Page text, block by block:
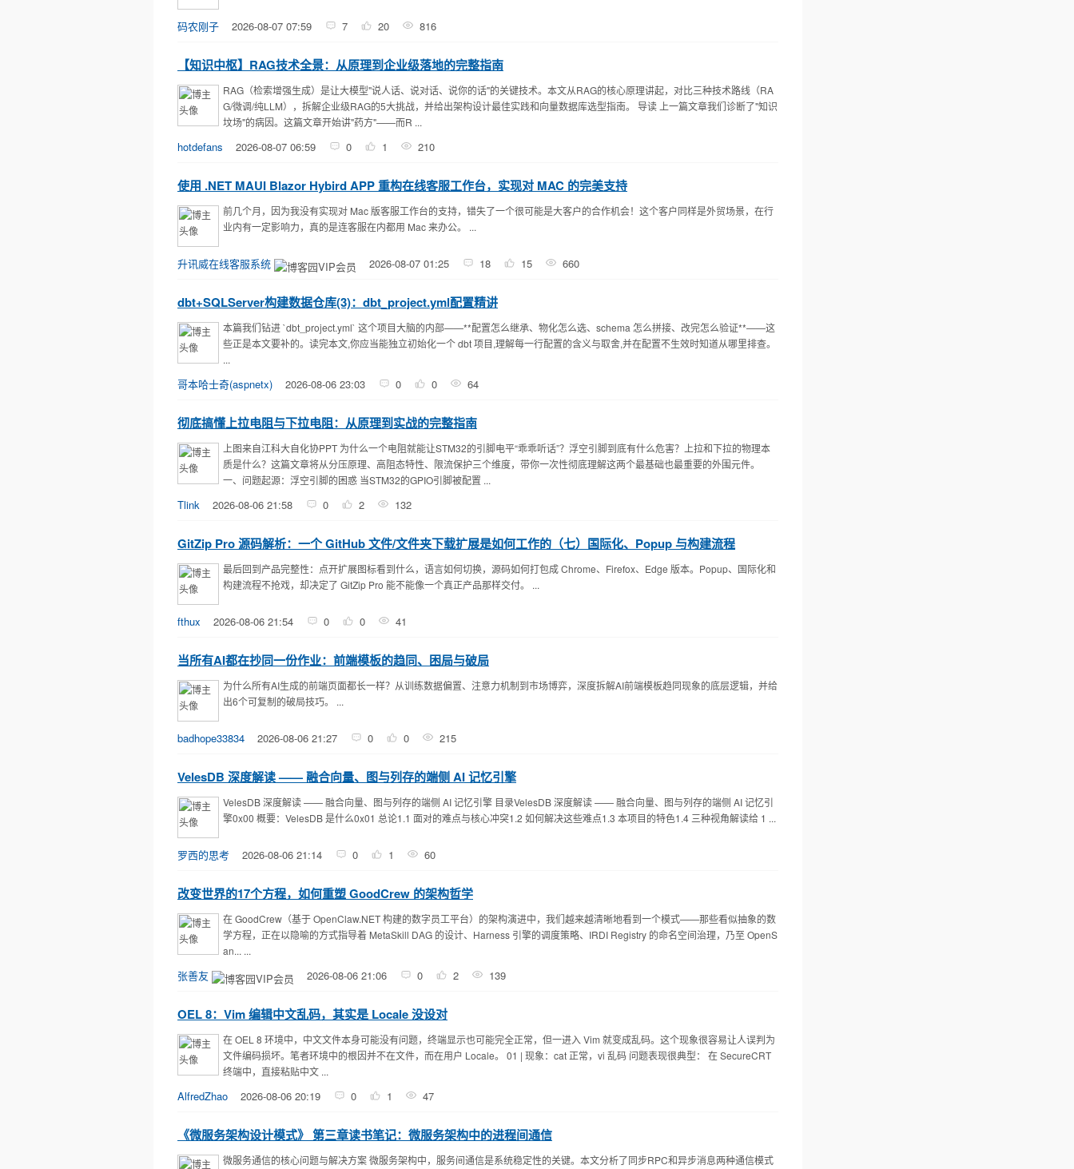
码农刚子 2026-08-07 07:59 7 20 816
【知识中枢】RAG技术全景：从原理到企业级落地的完整指南
RAG（检索增强生成）是让大模型"说人话、说对话、说你的话"的关键技术。本文从RAG的核心原理讲起，对比三种技术路线（RA
G/微调/纯LLM），拆解企业级RAG的5大挑战，并给出架构设计最佳实践和向量数据库选型指南。 导读 上一篇文章我们诊断了"知识
坟场"的病因。这篇文章开始讲"药方"——而R ...
hotdefans 2026-08-07 06:59 0 1 210
使用 .NET MAUI Blazor Hybird APP 重构在线客服工作台，实现对 MAC 的完美支持
前几个月，因为我没有实现对 Mac 版客服工作台的支持，错失了一个很可能是大客户的合作机会！这个客户同样是外贸场景，在行
业内有一定影响力，真的是连客服在内都用 Mac 来办公。 ...
升讯威在线客服系统 2026-08-07 01:25 18 15 660
dbt+SQLServer构建数据仓库(3)：dbt_project.yml配置精讲
本篇我们钻进 `dbt_project.yml` 这个项目大脑的内部——**配置怎么继承、物化怎么选、schema 怎么拼接、改完怎么验证**——这
些正是本文要补的。读完本文,你应当能独立初始化一个 dbt 项目,理解每一行配置的含义与取舍,并在配置不生效时知道从哪里排查。
...
哥本哈士奇(aspnetx) 2026-08-06 23:03 0 0 64
彻底搞懂上拉电阻与下拉电阻：从原理到实战的完整指南
上图来自江科大自化协PPT 为什么一个电阻就能让STM32的引脚电平“乖乖听话”？浮空引脚到底有什么危害？上拉和下拉的物理本
质是什么？这篇文章将从分压原理、高阻态特性、限流保护三个维度，带你一次性彻底理解这两个最基础也最重要的外围元件。
一、问题起源：浮空引脚的困惑 当STM32的GPIO引脚被配置 ...
Tlink 2026-08-06 21:58 0 2 132
GitZip Pro 源码解析：一个 GitHub 文件/文件夹下载扩展是如何工作的（七）国际化、Popup 与构建流程
最后回到产品完整性：点开扩展图标看到什么，语言如何切换，源码如何打包成 Chrome、Firefox、Edge 版本。Popup、国际化和
构建流程不抢戏，却决定了 GitZip Pro 能不能像一个真正产品那样交付。 ...
fthux 2026-08-06 21:54 0 0 41
当所有AI都在抄同一份作业：前端模板的趋同、困局与破局
为什么所有AI生成的前端页面都长一样？从训练数据偏置、注意力机制到市场博弈，深度拆解AI前端模板趋同现象的底层逻辑，并给
出6个可复制的破局技巧。 ...
badhope33834 2026-08-06 21:27 0 0 215
VelesDB 深度解读 —— 融合向量、图与列存的端侧 AI 记忆引擎
VelesDB 深度解读 —— 融合向量、图与列存的端侧 AI 记忆引擎 目录VelesDB 深度解读 —— 融合向量、图与列存的端侧 AI 记忆引
擎0x00 概要：VelesDB 是什么0x01 总论1.1 面对的难点与核心冲突1.2 如何解决这些难点1.3 本项目的特色1.4 三种视角解读给 1 ...
罗西的思考 2026-08-06 21:14 0 1 60
改变世界的17个方程，如何重塑 GoodCrew 的架构哲学
在 GoodCrew（基于 OpenClaw.NET 构建的数字员工平台）的架构演进中，我们越来越清晰地看到一个模式——那些看似抽象的数
学方程，正在以隐喻的方式指导着 MetaSkill DAG 的设计、Harness 引擎的调度策略、IRDI Registry 的命名空间治理，乃至 OpenS
an... ...
张善友 2026-08-06 21:06 0 2 139
OEL 8：Vim 编辑中文乱码，其实是 Locale 没设对
在 OEL 8 环境中，中文文件本身可能没有问题，终端显示也可能完全正常，但一进入 Vim 就变成乱码。这个现象很容易让人误判为
文件编码损坏。笔者环境中的根因并不在文件，而在用户 Locale。 01 | 现象：cat 正常，vi 乱码 问题表现很典型： 在 SecureCRT
终端中，直接粘贴中文 ...
AlfredZhao 2026-08-06 20:19 0 1 47
《微服务架构设计模式》 第三章读书笔记：微服务架构中的进程间通信
微服务通信的核心问题与解决方案 微服务架构中，服务间通信是系统稳定性的关键。本文分析了同步RPC和异步消息两种通信模式